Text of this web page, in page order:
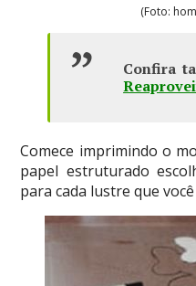
(Foto:
Confira
Comece imprimindo o
papel estruturado
para cada lustre que